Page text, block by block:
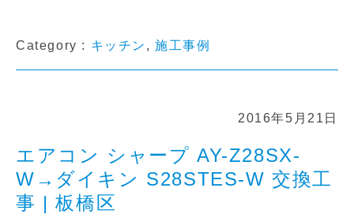
Category : キッチン ,施工事例
2016年5月21日
エアコン シャープ AY-Z28SX-
W→ダイキン S28STES-W 交換工
事 | 板橋区